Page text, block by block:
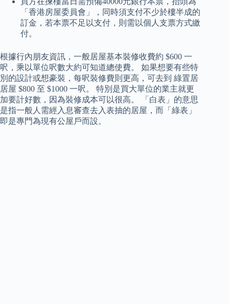
「香港房屋委員會」，同時須支付不少於樓半成的
訂金，若本票不足以支付，則需以個人支票方式繳
付。
根據行內朋友資訊，一般居屋基本裝修收費約 $600 一
呎，乘以單位呎數大約可知道總使費。 如果想要有些特
別的設計或想豪裝，每呎裝修費則更高，可去到 綠置居
居屋 $800 至 $1000 一呎。 特別是買大單位的業主就更
加要計好數，因為裝修成本可以很高。 「白表」的意思
是指一般人需經入息審查去入表抽的居屋，而「綠表」
即是專門為現有公屋戶而設。